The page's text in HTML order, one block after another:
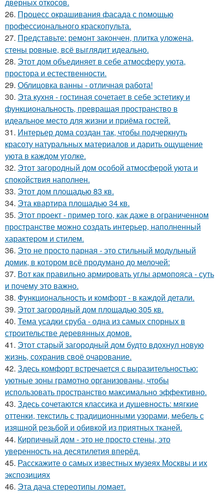
26. Процесс окрашивания фасада с помощью
профессионального краскопульта.
27. Представьте: ремонт закончен, плитка уложена,
стены ровные, всё выглядит идеально.
28. Этот дом объединяет в себе атмосферу уюта,
простора и естественности.
29. Облицовка ванны - отличная работа!
30. Эта кухня - гостиная сочетает в себе эстетику и
функциональность, превращая пространство в
идеальное место для жизни и приёма гостей.
31. Интерьер дома создан так, чтобы подчеркнуть
красоту натуральных материалов и дарить ощущение
уюта в каждом уголке.
32. Этот загородный дом особой атмосферой уюта и
спокойствия наполнен.
33. Этот дом площадью 83 кв.
34. Эта квартира площадью 34 кв.
35. Этот проект - пример того, как даже в ограниченном
пространстве можно создать интерьер, наполненный
характером и стилем.
36. Это не просто парная - это стильный модульный
домик, в котором всё продумано до мелочей:
37. Вот как правильно армировать углы армопояса - суть
и почему это важно.
38. Функциональность и комфорт - в каждой детали.
39. Этот загородный дом площадью 305 кв.
40. Тема усадки сруба - одна из самых спорных в
строительстве деревянных домов.
41. Этот старый загородный дом будто вдохнул новую
жизнь, сохранив своё очарование.
42. Здесь комфорт встречается с выразительностью:
уютные зоны грамотно организованы, чтобы
использовать пространство максимально эффективно.
43. Здесь сочетаются классика и душевность: мягкие
оттенки, текстиль с традиционными узорами, мебель с
изящной резьбой и обивкой из приятных тканей.
44. Кирпичный дом - это не просто стены, это
уверенность на десятилетия вперёд.
45. Расскажите о самых известных музеях Москвы и их
экспозициях
46. Эта дача стереотипы ломает.